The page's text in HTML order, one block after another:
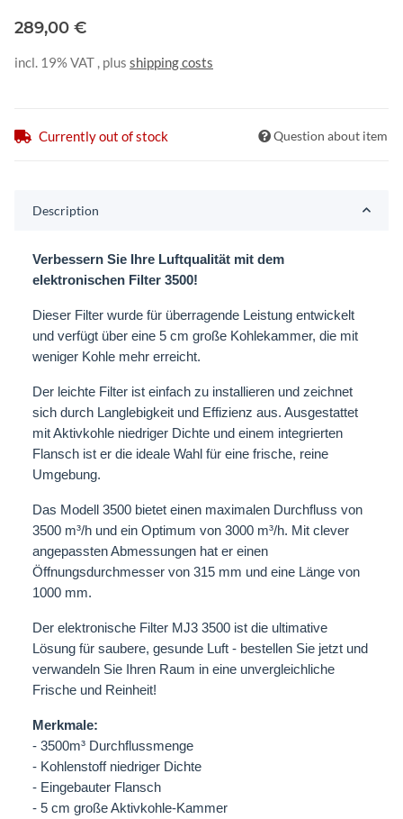
289,00 €
incl. 19% VAT , plus shipping costs
Currently out of stock Question about item
Description
Verbessern Sie Ihre Luftqualität mit dem
elektronischen Filter 3500!
Dieser Filter wurde für überragende Leistung entwickelt
und verfügt über eine 5 cm große Kohlekammer, die mit
weniger Kohle mehr erreicht.
Der leichte Filter ist einfach zu installieren und zeichnet
sich durch Langlebigkeit und Effizienz aus. Ausgestattet
mit Aktivkohle niedriger Dichte und einem integrierten
Flansch ist er die ideale Wahl für eine frische, reine
Umgebung.
Das Modell 3500 bietet einen maximalen Durchfluss von
3500 m³/h und ein Optimum von 3000 m³/h. Mit clever
angepassten Abmessungen hat er einen
Öffnungsdurchmesser von 315 mm und eine Länge von
1000 mm.
Der elektronische Filter MJ3 3500 ist die ultimative
Lösung für saubere, gesunde Luft - bestellen Sie jetzt und
verwandeln Sie Ihren Raum in eine unvergleichliche
Frische und Reinheit!
Merkmale:
- 3500m³ Durchflussmenge
- Kohlenstoff niedriger Dichte
- Eingebauter Flansch
- 5 cm große Aktivkohle-Kammer